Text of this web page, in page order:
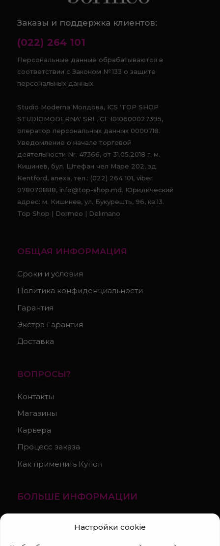
Настройки cookie
Заказы и поддержка клиентов:
(022) 264 101
Персональные данные обрабатываются в
соответствии с Законом № 133 о защите
персональных данных.
Studio Moderna Молдова, ICS 'TOP SHOP
STUDIOMODERNA' SRL, CF 1010600027395,
оператор персональных данных 0000718.
Уведомление о начале торговой
деятельности Nr. 47366, от 31.05.2018 г. м.
Кишинев, бул. Штефан чел Маре 202, зд.
Kentford, anexa, тел.: (022) 264 101, viber
078070888, info@top-shop.md. Юридический
адрес: м. Кишинев, ул. Букурешть, 96, кв.13.
Top Shop | Dormeo | Delimano
ОБЩАЯ ИНФОРМАЦИЯ
Сроки и условия
Политика конфиденциальности
Гарантия
Экстра Гарантия
Доставка
ВОПРОСЫ?
Контакты
Магазины
Карьера
Процесс заказа
Как применить Купон
БОЛЬШЕ ИНФОРМАЦИИ